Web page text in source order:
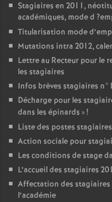
Stagiaires en 2011,
académiques, mode d
Titularisation mode
Mutations intra 2012,
Lettre au Recteur pour le
les stagiaires
Infos brèves stagiaires
Décharge pour les
dans les épinards »!
Liste des postes
Action sociale pour
Les conditions de stage
L’accueil des stagiaires
Affectation des stagiaires
l’académie